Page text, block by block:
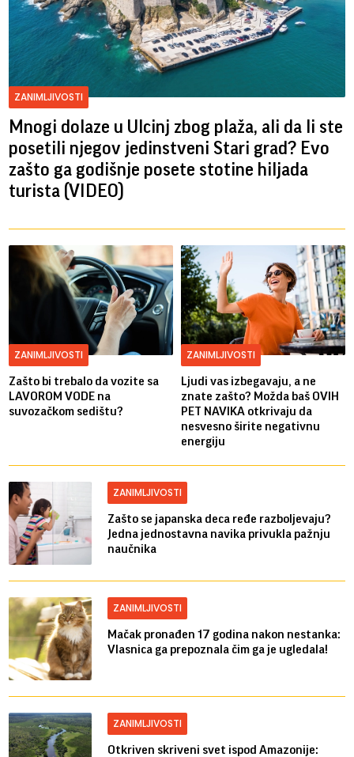
ZANIMLJIVOSTI
Mnogi dolaze u Ulcinj zbog plaža, ali da li ste
posetili njegov jedinstveni Stari grad? Evo
zašto ga godišnje posete stotine hiljada
turista (VIDEO)
ZANIMLJIVOSTI
Zašto bi trebalo da vozite sa
LAVOROM VODE na
suvozačkom sedištu?
ZANIMLJIVOSTI
Ljudi vas izbegavaju, a ne
znate zašto? Možda baš OVIH
PET NAVIKA otkrivaju da
nesvesno širite negativnu
energiju
ZANIMLJIVOSTI
Zašto se japanska deca ređe razboljevaju?
Jedna jednostavna navika privukla pažnju
naučnika
ZANIMLJIVOSTI
Mačak pronađen 17 godina nakon nestanka:
Vlasnica ga prepoznala čim ga je ugledala!
ZANIMLJIVOSTI
Otkriven skriveni svet ispod Amazonije: